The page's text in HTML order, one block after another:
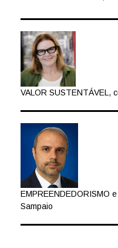
VALOR SUSTENTÁVEL,
EMPREENDEDORISMO
Sampaio